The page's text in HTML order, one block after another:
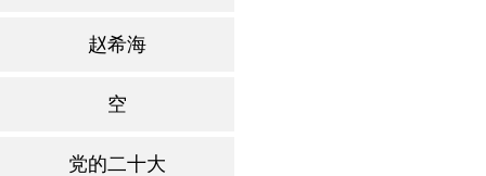
赵希海
空
党的二十大